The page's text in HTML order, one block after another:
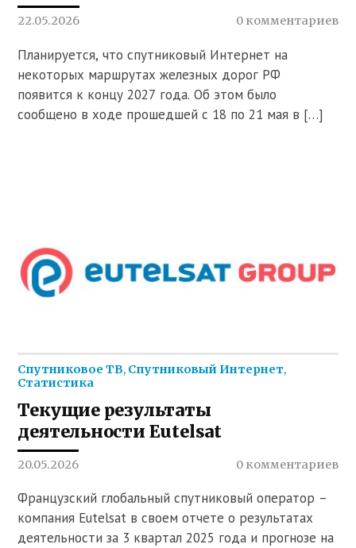
22.05.2026 0 комментариев
Планируется, что спутниковый Интернет на
некоторых маршрутах железных дорог РФ
появится к концу 2027 года. Об этом было
сообщено в ходе прошедшей с 18 по 21 мая в […]
Спутниковое ТВ, Спутниковый Интернет,
Статистика
Текущие результаты
деятельности Eutelsat
20.05.2026 0 комментариев
Французский глобальный спутниковый оператор –
компания Eutelsat в своем отчете о результатах
деятельности за 3 квартал 2025 года и прогнозе на